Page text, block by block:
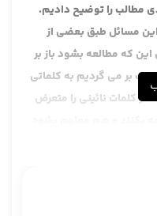
مطالب را توضیح دادیم.
این مسائل طبق بعضی از
که مطالعه بشود باز بر
بر می گردیم به کلماتی
کلمات نائینی را متعرض
و اشکال در آن نیست، بعد